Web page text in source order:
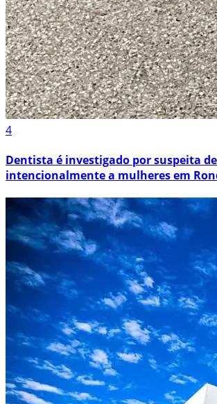
4
Dentista é investigado por suspeita
intencionalmente a mulheres em